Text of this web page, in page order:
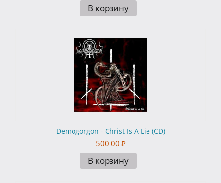
В корзину
Demogorgon - Christ Is A Lie (CD)
500.00 ₽
В корзину